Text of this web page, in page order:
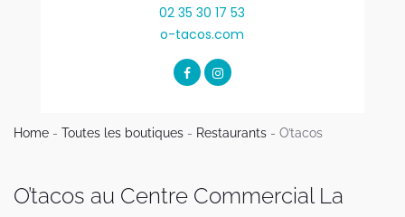
02 35 30 17 53
o-tacos.com
Home - Toutes les boutiques - Restaurants - O’tacos
O’tacos au Centre Commercial La